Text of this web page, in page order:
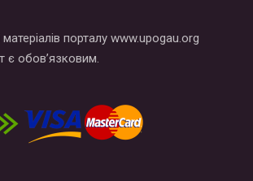
порталу www.upogau.org
є обов’язковим.